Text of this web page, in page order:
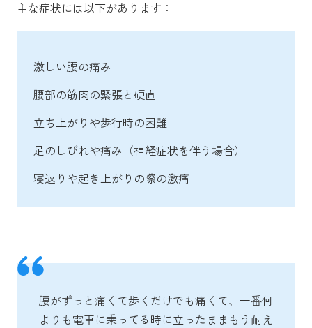
主な症状には以下があります：
激しい腰の痛み
腰部の筋肉の緊張と硬直
立ち上がりや歩行時の困難
足のしびれや痛み（神経症状を伴う場合）
寝返りや起き上がりの際の激痛
腰がずっと痛くて歩くだけでも痛くて、一番何
よりも電車に乗ってる時に立ったままもう耐え